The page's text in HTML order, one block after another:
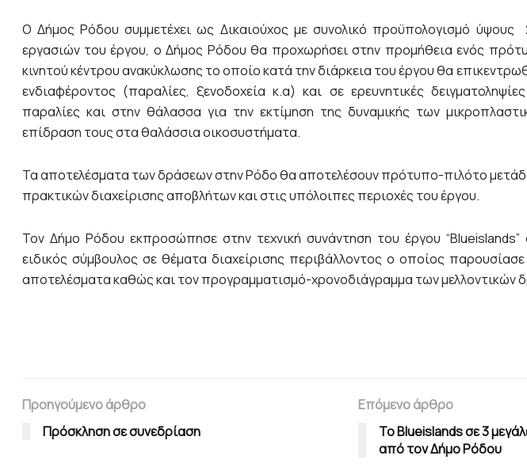
Ο Δήμος Ρόδου συμμετέχει ως Δικαιούχος με συνολικό προϋπολογισμό
εργασιών του έργου, ο Δήμος Ρόδου θα προχωρήσει στην προμήθεια ενός
κινητού κέντρου ανακύκλωσης το οποίο κατά την διάρκεια του έργου θα
ενδιαφέροντος (παραλίες, ξενοδοχεία κ.α) και σε ερευνητικές
παραλίες και στην θάλασσα για την εκτίμηση της δυναμικής των
επίδραση τους στα θαλάσσια οικοσυστήματα.
Τα αποτελέσματα των δράσεων στην Ρόδο θα αποτελέσουν πρότυπο-πιλότο
πρακτικών διαχείρισης αποβλήτων και στις υπόλοιπες περιοχές του έργου.
Τον Δήμο Ρόδου εκπροσώπησε στην τεχνική συνάντηση του έργου
ειδικός σύμβουλος σε θέματα διαχείρισης περιβάλλοντος ο οποίος
αποτελέσματα καθώς και τον προγραμματισμό-χρονοδιάγραμμα των μελλοντικών
Προηγούμενο άρθρο
Πρόσκληση σε συνεδρίαση
Επόμενο άρθρο
Το Blueislands σε 3
από τον Δήμο Ρόδου